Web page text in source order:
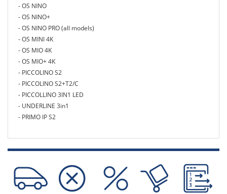
- OS NINO
- OS NINO+
- OS NINO PRO (all models)
- OS MINI 4K
- OS MIO 4K
- OS MIO+ 4K
- PICCOLINO S2
- PICCOLINO S2+T2/C
- PICCOLLINO 3IN1 LED
- UNDERLINE 3in1
- PRIMO IP S2